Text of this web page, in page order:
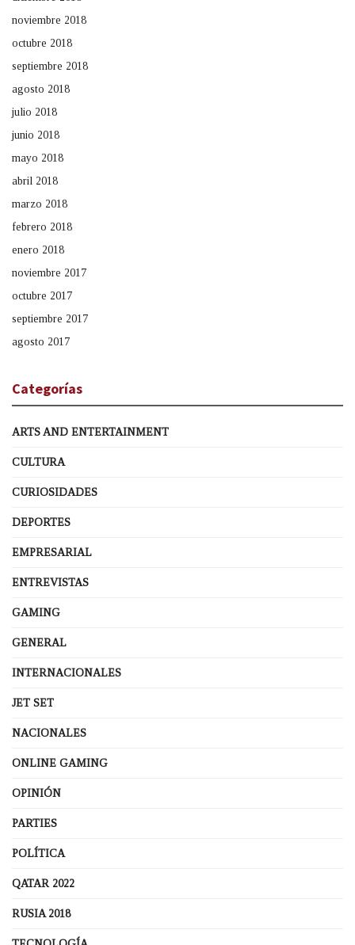
noviembre 2018
octubre 2018
septiembre 2018
agosto 2018
julio 2018
junio 2018
mayo 2018
abril 2018
marzo 2018
febrero 2018
enero 2018
noviembre 2017
octubre 2017
septiembre 2017
agosto 2017
Categorías
ARTS AND ENTERTAINMENT
CULTURA
CURIOSIDADES
DEPORTES
EMPRESARIAL
ENTREVISTAS
GAMING
GENERAL
INTERNACIONALES
JET SET
NACIONALES
ONLINE GAMING
OPINIÓN
PARTIES
POLÍTICA
QATAR 2022
RUSIA 2018